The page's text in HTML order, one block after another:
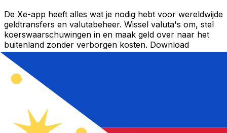
De Xe-app heeft alles wat je nodig hebt voor wereldwijde
geldtransfers en valutabeheer. Wissel valuta's om, stel
koerswaarschuwingen in en maak geld over naar het
buitenland zonder verborgen kosten. Download
vandaag nog!